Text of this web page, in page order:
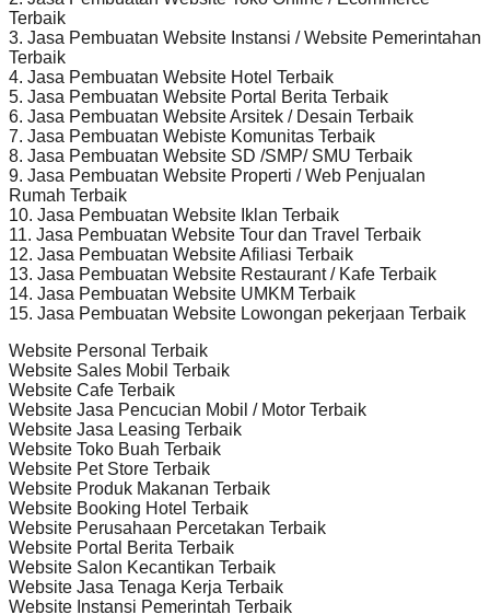
Terbaik
3. Jasa Pembuatan Website Instansi / Website Pemerintahan
Terbaik
4. Jasa Pembuatan Website Hotel Terbaik
5. Jasa Pembuatan Website Portal Berita Terbaik
6. Jasa Pembuatan Website Arsitek / Desain Terbaik
7. Jasa Pembuatan Webiste Komunitas Terbaik
8. Jasa Pembuatan Website SD /SMP/ SMU Terbaik
9. Jasa Pembuatan Website Properti / Web Penjualan
Rumah Terbaik
10. Jasa Pembuatan Website Iklan Terbaik
11. Jasa Pembuatan Website Tour dan Travel Terbaik
12. Jasa Pembuatan Website Afiliasi Terbaik
13. Jasa Pembuatan Website Restaurant / Kafe Terbaik
14. Jasa Pembuatan Website UMKM Terbaik
15. Jasa Pembuatan Website Lowongan pekerjaan Terbaik
Website Personal Terbaik
Website Sales Mobil Terbaik
Website Cafe Terbaik
Website Jasa Pencucian Mobil / Motor Terbaik
Website Jasa Leasing Terbaik
Website Toko Buah Terbaik
Website Pet Store Terbaik
Website Produk Makanan Terbaik
Website Booking Hotel Terbaik
Website Perusahaan Percetakan Terbaik
Website Portal Berita Terbaik
Website Salon Kecantikan Terbaik
Website Jasa Tenaga Kerja Terbaik
Website Instansi Pemerintah Terbaik